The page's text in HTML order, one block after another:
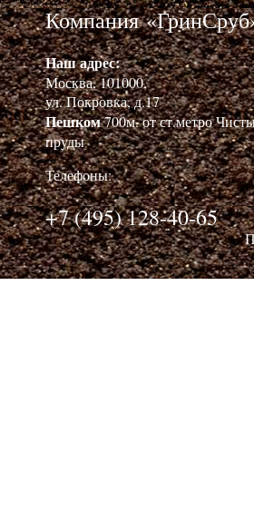
Компания
Наш адрес:
Москва, 101000,
ул. Покровка, д.17
Пешком700м. от ст.метро
пруды
Телефоны:
+7 (495) 128-40-65